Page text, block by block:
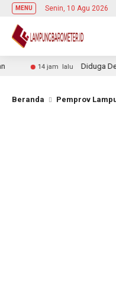
MENU Senin, 10 Agu 2026
14 jam lalu Diduga Dendam
Beranda Pemprov